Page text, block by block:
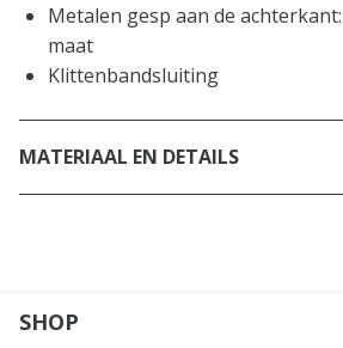
Metalen gesp aan de
maat
Klittenbandsluiting
MATERIAAL EN DETAILS
SHOP